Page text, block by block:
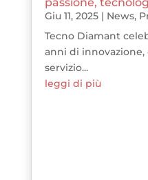
Giu 11, 2025| News,
Tecno Diamant
anni di
servizio...
leggi di più